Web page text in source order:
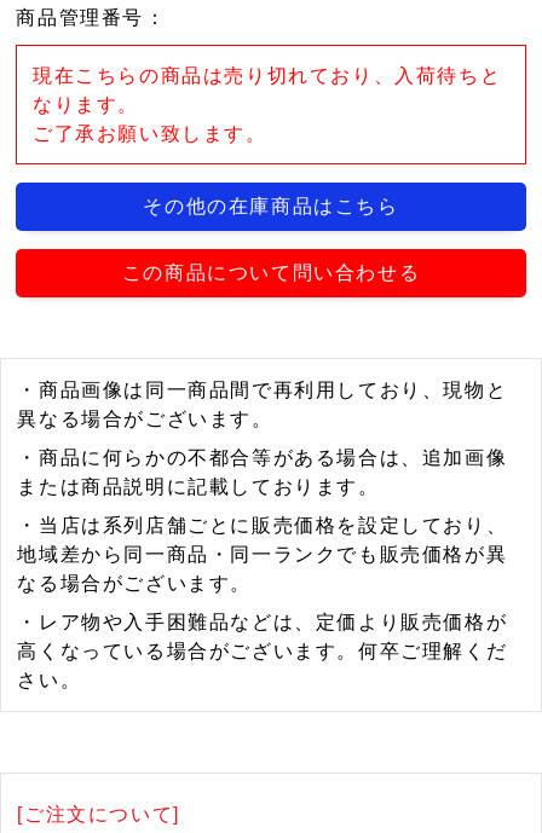
商品管理番号 ：
現在こちらの商品は売り切れており、入荷待ちと
なります。
ご了承お願い致します。
その他の在庫商品はこちら
この商品について問い合わせる
・商品画像は同一商品間で再利用しており、現物と
異なる場合がございます。
・商品に何らかの不都合等がある場合は、追加画像
または商品説明に記載しております。
・当店は系列店舗ごとに販売価格を設定しており、
地域差から同一商品・同一ランクでも販売価格が異
なる場合がございます。
・レア物や入手困難品などは、定価より販売価格が
高くなっている場合がございます。何卒ご理解くだ
さい。
[ご注文について]